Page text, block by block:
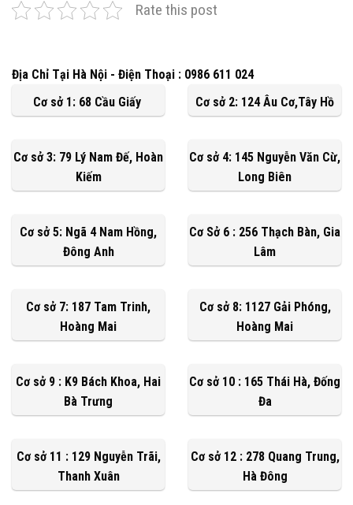
Rate this post
Địa Chỉ Tại Hà Nội - Điện Thoại : 0986 611 024
Cơ sở 1: 68 Cầu Giấy
Cơ sở 2: 124 Âu Cơ,Tây Hồ
Cơ sở 3: 79 Lý Nam Đế, Hoàn
Kiếm
Cơ sở 4: 145 Nguyễn Văn Cừ,
Long Biên
Cơ sở 5: Ngã 4 Nam Hồng,
Đông Anh
Cơ Sở 6 : 256 Thạch Bàn, Gia
Lâm
Cơ sở 7: 187 Tam Trinh,
Hoàng Mai
Cơ sở 8: 1127 Gải Phóng,
Hoàng Mai
Cơ sở 9 : K9 Bách Khoa, Hai
Bà Trưng
Cơ sở 10 : 165 Thái Hà, Đống
Đa
Cơ sở 11 : 129 Nguyễn Trãi,
Thanh Xuân
Cơ sở 12 : 278 Quang Trung,
Hà Đông